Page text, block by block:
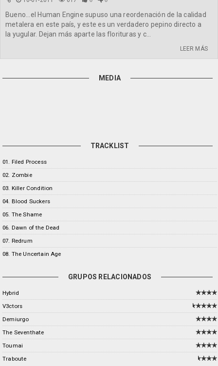
Bueno...el Human Engine supuso una reordenación de la calidad
metalera en este país, y este es un verdadero pepino directo a
la yugular. Dejan más aparte las florituras y c...
LEER MÁS
MEDIA
TRACKLIST
01. Filed Process
02. Zombie
03. Killer Condition
04. Blood Suckers
05. The Shame
06. Dawn of the Dead
07. Redrum
08. The Uncertain Age
GRUPOS RELACIONADOS
Hybrid
V3ctors
Demiurgo
The Seventhate
Toumai
Traboute